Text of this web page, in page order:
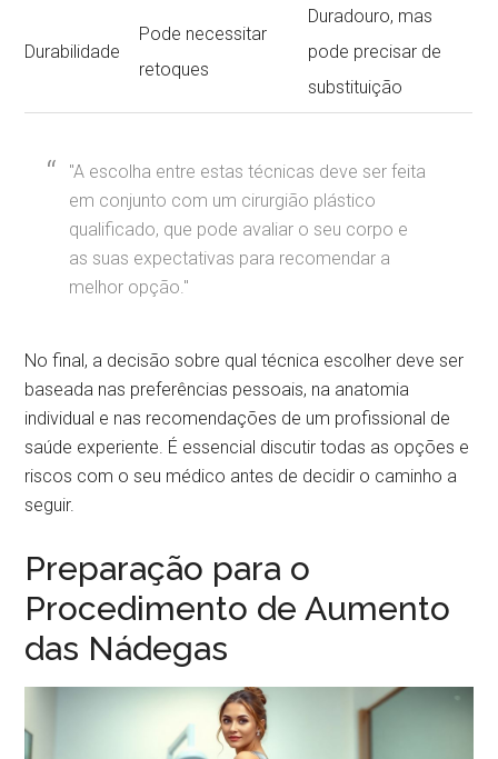
Durabilidade
Pode necessitar
retoques
Duradouro, mas
pode precisar de
substituição
"A escolha entre estas técnicas deve ser feita
em conjunto com um cirurgião plástico
qualificado, que pode avaliar o seu corpo e
as suas expectativas para recomendar a
melhor opção."
No final, a decisão sobre qual técnica escolher deve ser
baseada nas preferências pessoais, na anatomia
individual e nas recomendações de um profissional de
saúde experiente. É essencial discutir todas as opções e
riscos com o seu médico antes de decidir o caminho a
seguir.
Preparação para o
Procedimento de Aumento
das Nádegas